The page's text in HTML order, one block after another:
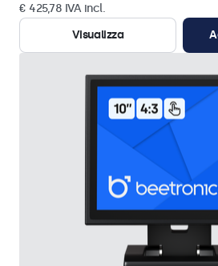
€ 425,78 IVA incl.
Visualizza